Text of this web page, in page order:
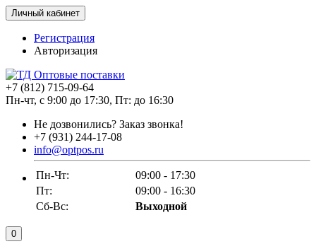
Личный кабинет
Регистрация
Авторизация
+7 (812) 715-09-64
Пн-чт, с 9:00 до 17:30, Пт: до 16:30
Не дозвонились? Заказ звонка!
+7 (931) 244-17-08
info@optpos.ru
Пн-Чт:
09:00 - 17:30
Пт:
09:00 - 16:30
Сб-Вс:
Выходной
0